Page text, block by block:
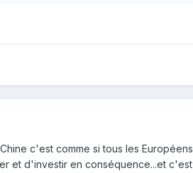
c'est comme si tous les Européens
et d'investir en conséquence...et c'est